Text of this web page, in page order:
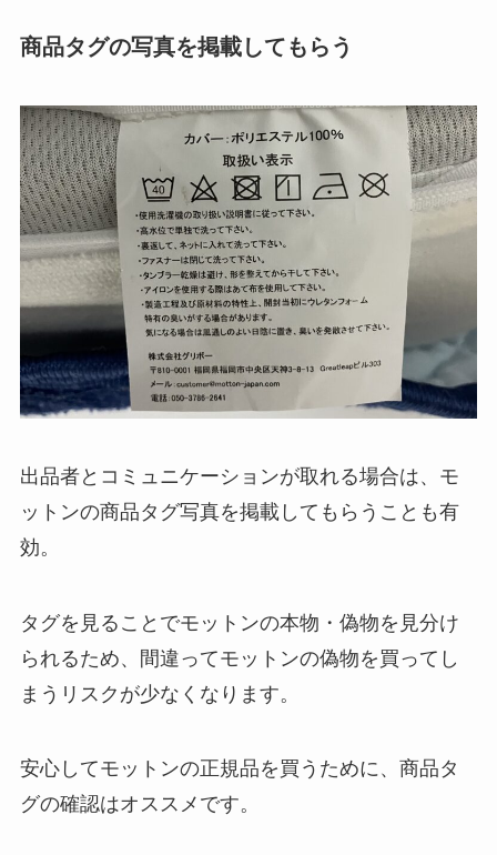
商品タグの写真を掲載してもらう
出品者とコミュニケーションが取れる場合は、モ
ットンの商品タグ写真を掲載してもらうことも有
効。
タグを見ることでモットンの本物・偽物を見分け
られるため、間違ってモットンの偽物を買ってし
まうリスクが少なくなります。
安心してモットンの正規品を買うために、商品タ
グの確認はオススメです。